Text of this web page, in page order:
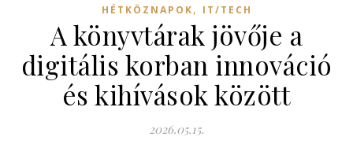
HÉTKÖZNAPOK, IT/TECH
A könyvtárak jövője a
digitális korban innováció
és kihívások között
2026.05.15.